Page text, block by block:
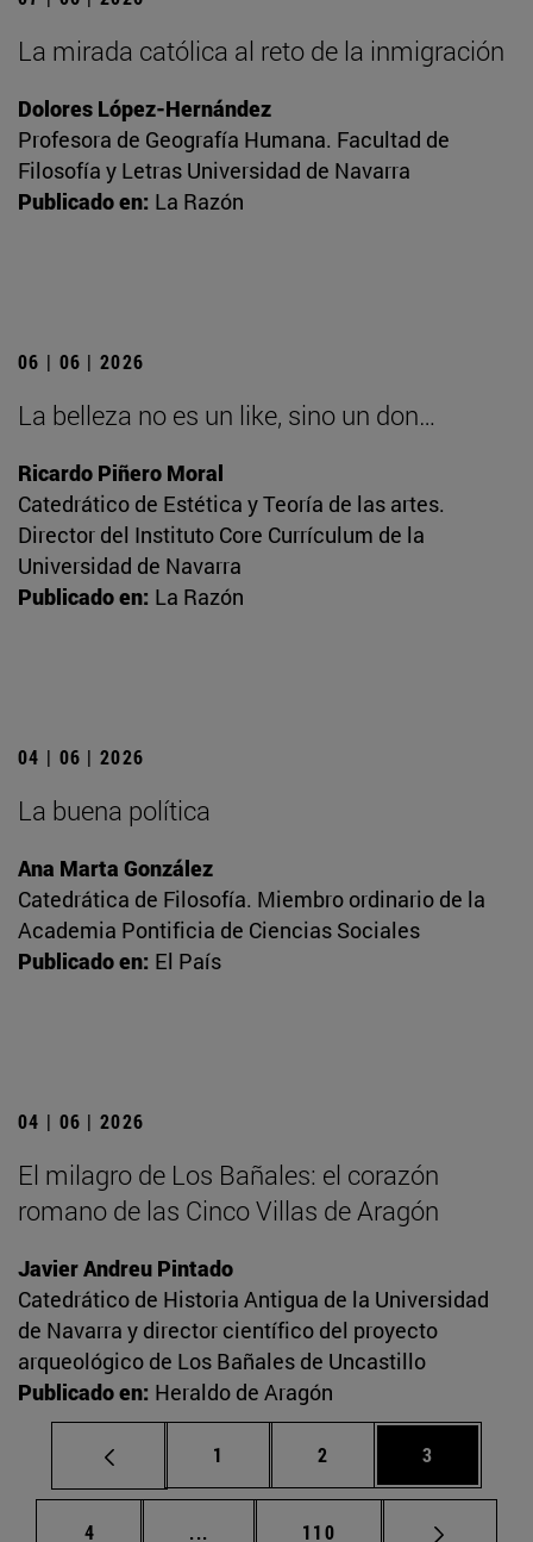
La mirada católica al reto de la inmigración
Dolores López-Hernández
Profesora de Geografía Humana. Facultad de
Filosofía y Letras Universidad de Navarra
Publicado en: La Razón
06 | 06 | 2026
La belleza no es un like, sino un don…
Ricardo Piñero Moral
Catedrático de Estética y Teoría de las artes.
Director del Instituto Core Currículum de la
Universidad de Navarra
Publicado en: La Razón
04 | 06 | 2026
La buena política
Ana Marta González
Catedrática de Filosofía. Miembro ordinario de la
Academia Pontificia de Ciencias Sociales
Publicado en: El País
04 | 06 | 2026
El milagro de Los Bañales: el corazón
romano de las Cinco Villas de Aragón
Javier Andreu Pintado
Catedrático de Historia Antigua de la Universidad
de Navarra y director científico del proyecto
arqueológico de Los Bañales de Uncastillo
Publicado en: Heraldo de Aragón
Página
1 Página
2 Página
3
Página
4 ... Páginas intermedias Use TAB para
Página
110